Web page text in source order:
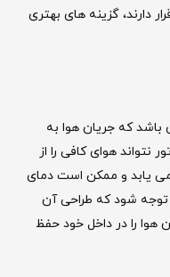
دارند، گزینه‌ های بهتری
باشد که جریان هوا به
نتواند هوای کافی را از
‌یابد و ممکن است دمای
توجه شود که طراحی آن
هوا را در داخل خود حفظ